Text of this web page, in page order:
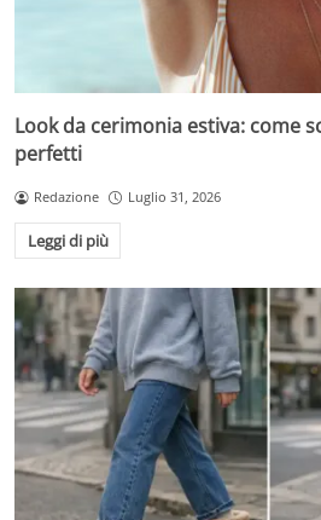
Look da cerimonia estiva: come
perfetti
Redazione Luglio 31, 2026
Leggi di più